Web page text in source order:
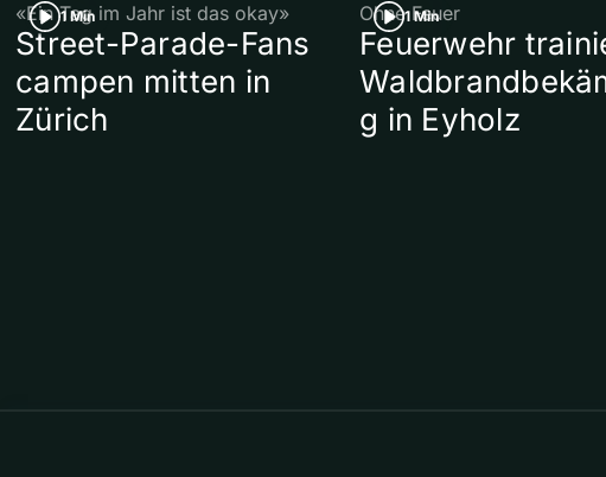
1 Min
«Ein Tag im Jahr ist das okay»
Street-Parade-Fans
campen mitten in
Zürich
1 Min
Ohne Feuer
Feuerwehr
g in Eyholz